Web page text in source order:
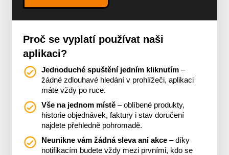
Proč se vyplatí používat naši
aplikaci?
Jednoduché spuštění jedním kliknutím –
žádné zdlouhavé hledání v prohlížeči, aplikaci
máte vždy po ruce.
Vše na jednom místě – oblíbené produkty,
historie objednávek, faktury i stav doručení
najdete přehledně pohromadě.
Neunikne vám žádná sleva ani akce – díky
notifikacím budete vždy mezi prvními, kdo se